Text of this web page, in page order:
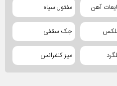
آهن مفتول سیاه
جک سقفی
میز کنفرانس